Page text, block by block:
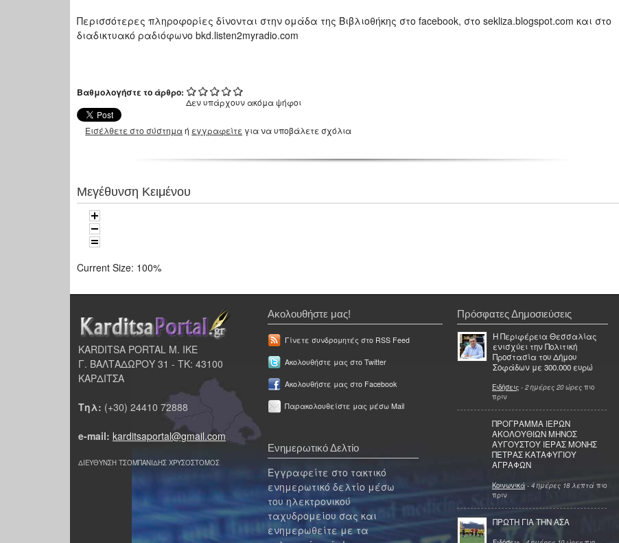
Περισσότερες πληροφορίες δίνονται στην ομάδα της Βιβλιοθήκης στο facebook, στο sekliza.blogspot.com και στο
διαδικτυακό ραδιόφωνο bkd.listen2myradio.com
Βαθμολογήστε το άρθρο:
Δεν υπάρχουν ακόμα ψήφοι
Εισέλθετε στο σύστημαή εγγραφείτε για να υποβάλετε σχόλια
Μεγέθυνση Κειμένου
Current Size: 100%
KARDITSA PORTAL Μ. ΙΚΕ
Γ. ΒΑΛΤΑΔΩΡΟΥ 31 - ΤΚ: 43100
ΚΑΡΔΙΤΣΑ
Τηλ: (+30) 24410 72888
e-mail: karditsaportal@gmail.com
ΔΙΕΥΘΥΝΣΗ ΤΣΟΜΠΑΝΙΔΗΣ ΧΡΥΣΟΣΤΟΜΟΣ
Ακολουθήστε μας!
Γίνετε συνδρομητές στο RSS Feed
Ακολουθήστε μας στο Twitter
Ακολουθήστε μας στο Facebook
Παρακολουθείστε μας μέσω Mail
Ενημερωτικό Δελτίο
Εγγραφείτε στο τακτικό
ενημερωτικό δελτίο μέσω
του ηλεκτρονικού
ταχυδρομείου σας και
ενημερωθείτε με τα
Πρόσφατες Δημοσιεύσεις
Η Περιφέρεια Θεσσαλίας
ενισχύει την Πολιτική
Προστασία του Δήμου
Σοφάδων με 300.000 ευρώ
Ειδήσεις - 2 ημέρες 20 ώρες πιο
πριν
ΠΡΟΓΡΑΜΜΑ ΙΕΡΩΝ
ΑΚΟΛΟΥΘΙΩΝ ΜΗΝΟΣ
ΑΥΓΟΥΣΤΟΥ ΙΕΡΑΣ ΜΟΝΗΣ
ΠΕΤΡΑΣ ΚΑΤΑΦΥΓΙΟΥ
ΑΓΡΑΦΩΝ
Κοινωνικά - 4 ημέρες 18 λεπτά πιο
πριν
ΠΡΩΤΗ ΓΙΑ ΤΗΝ ΑΣΑ